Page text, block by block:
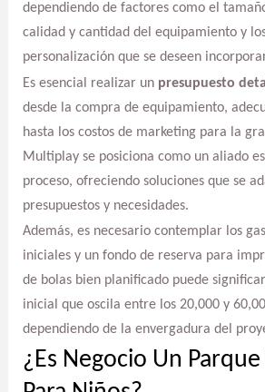
dependiendo de factores como el
calidad y cantidad del equipamiento y
personalización que se deseen
Es esencial realizar un presupuesto
desde la compra de equipamiento,
hasta los costos de marketing para la
Multiplay se posiciona como un aliado
proceso, ofreciendo soluciones que se
presupuestos y necesidades.
Además, es necesario contemplar los
iniciales y un fondo de reserva para
de bolas bien planificado puede
inicial que oscila entre los 20,000 y
dependiendo de la envergadura del
¿Es Negocio Un Parque